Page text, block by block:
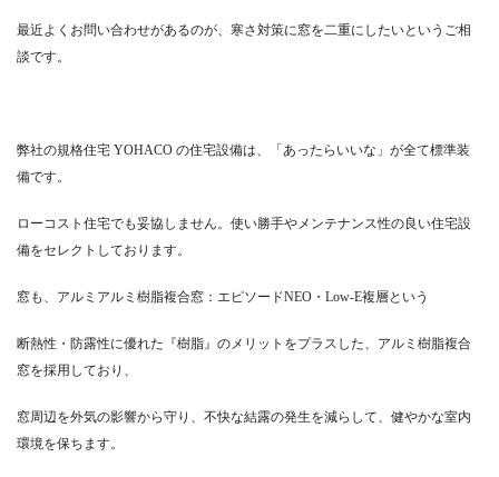
最近よくお問い合わせがあるのが、寒さ対策に窓を二重にしたいというご相
談です。
弊社の規格住宅 YOHACO の住宅設備は、「あったらいいな」が全て標準装
備です。
ローコスト住宅でも妥協しません。使い勝手やメンテナンス性の良い住宅設
備をセレクトしております。
窓も、アルミアルミ樹脂複合窓：エピソードNEO・Low-E複層という
断熱性・防露性に優れた『樹脂』のメリットをプラスした、アルミ樹脂複合
窓を採用しており、
窓周辺を外気の影響から守り、不快な結露の発生を減らして、健やかな室内
環境を保ちます。